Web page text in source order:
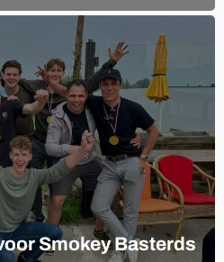
Smokey Basterds